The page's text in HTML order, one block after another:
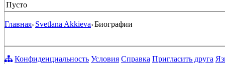
Пусто
Главная› Svetlana Akkieva›Биографии
Конфиденциальность Условия Справка Пригласить друга